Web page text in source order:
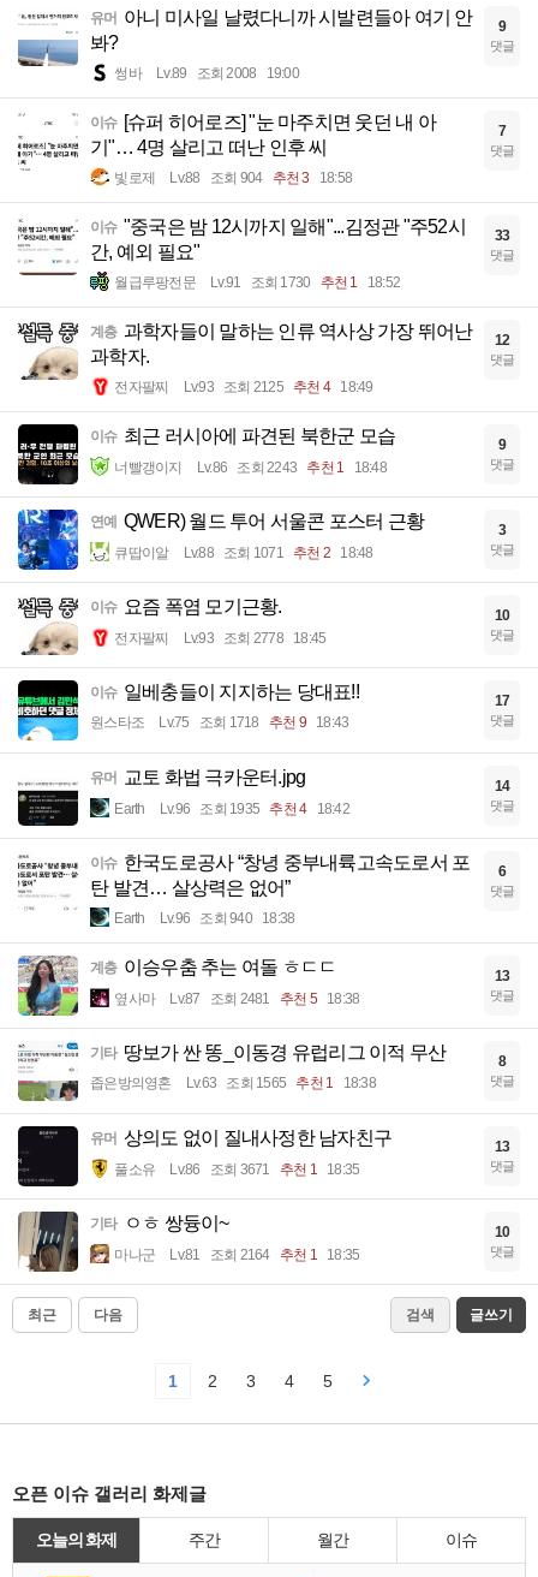
유머 아니 미사일 날렸다니까 시발련들아 여기 안
봐?
썽바 Lv.89 조회 2008 19:00
9
댓글
이슈 [슈퍼 히어로즈] "눈 마주치면 웃던 내 아
기"… 4명 살리고 떠난 인후 씨
빛로제 Lv.88 조회 904 추천 3 18:58
7
댓글
이슈 "중국은 밤 12시까지 일해"...김정관 "주52시
간, 예외 필요"
월급루팡전문 Lv.91 조회 1730 추천 1 18:52
33
댓글
계층 과학자들이 말하는 인류 역사상 가장 뛰어난
과학자.
전자팔찌 Lv.93 조회 2125 추천 4 18:49
12
댓글
이슈 최근 러시아에 파견된 북한군 모습
너빨갱이지 Lv.86 조회 2243 추천 1 18:48
9
댓글
연예 QWER) 월드 투어 서울콘 포스터 근황
큐땁이알 Lv.88 조회 1071 추천 2 18:48
3
댓글
이슈 요즘 폭염 모기근황.
전자팔찌 Lv.93 조회 2778 18:45
10
댓글
이슈 일베충들이 지지하는 당대표!!
원스타조 Lv.75 조회 1718 추천 9 18:43
17
댓글
유머 교토 화법 극카운터.jpg
Earth Lv.96 조회 1935 추천 4 18:42
14
댓글
이슈 한국도로공사 “창녕 중부내륙고속도로서 포
탄 발견… 살상력은 없어”
Earth Lv.96 조회 940 18:38
6
댓글
계층 이승우춤 추는 여돌 ㅎㄷㄷ
옆사마 Lv.87 조회 2481 추천 5 18:38
13
댓글
기타 땅보가 싼 똥_이동경 유럽리그 이적 무산
좁은방의영혼 Lv.63 조회 1565 추천 1 18:38
8
댓글
유머 상의도 없이 질내사정한 남자친구
풀소유 Lv.86 조회 3671 추천 1 18:35
13
댓글
기타 ㅇㅎ 쌍듕이~
마나군 Lv.81 조회 2164 추천 1 18:35
10
댓글
최근 다음 검색 글쓰기
1 2 3 4 5
오픈 이슈 갤러리 화제글
오늘의 화제 주간 월간 이슈